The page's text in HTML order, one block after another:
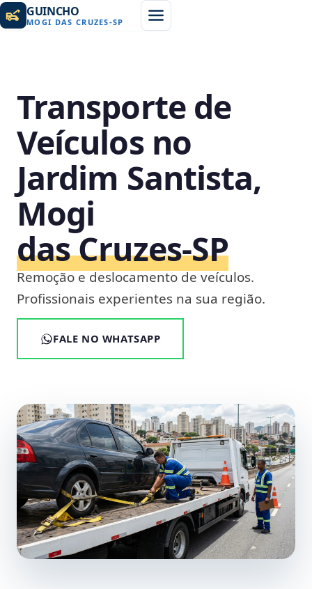
GUINCHO
MOGI DAS CRUZES-SP
Transporte de
Veículos no
Jardim Santista,
Mogi
das Cruzes‑SP
Remoção e deslocamento de veículos.
Profissionais experientes na sua região.
FALE NO WHATSAPP